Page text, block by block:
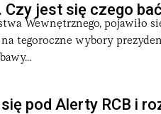
jest się czego
Wewnętrznego, pojawiło
tegoroczne wybory
pod Alerty RCB i